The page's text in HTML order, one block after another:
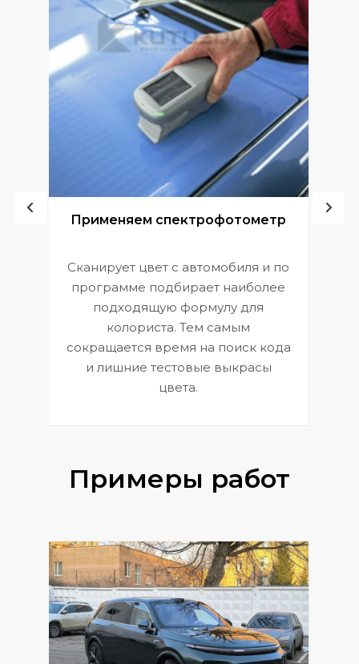
Применяем спектрофотометр
Сканирует цвет с автомобиля и по
программе подбирает наиболее
подходящую формулу для
колориста. Тем самым
сокращается время на поиск кода
и лишние тестовые выкрасы
цвета.
Примеры работ